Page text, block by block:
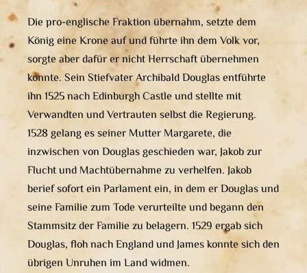
Die pro-englische Fraktion übernahm, setzte dem
König eine Krone auf und führte ihn dem Volk vor,
sorgte aber dafür er nicht Herrschaft übernehmen
konnte. Sein Stiefvater Archibald Douglas entführte
ihn 1525 nach Edinburgh Castle und stellte mit
Verwandten und Vertrauten selbst die Regierung.
1528 gelang es seiner Mutter Margarete, die
inzwischen von Douglas geschieden war, Jakob zur
Flucht und Machtübernahme zu verhelfen. Jakob
berief sofort ein Parlament ein, in dem er Douglas und
seine Familie zum Tode verurteilte und begann den
Stammsitz der Familie zu belagern. 1529 ergab sich
Douglas, floh nach England und James konnte sich den
übrigen Unruhen im Land widmen.